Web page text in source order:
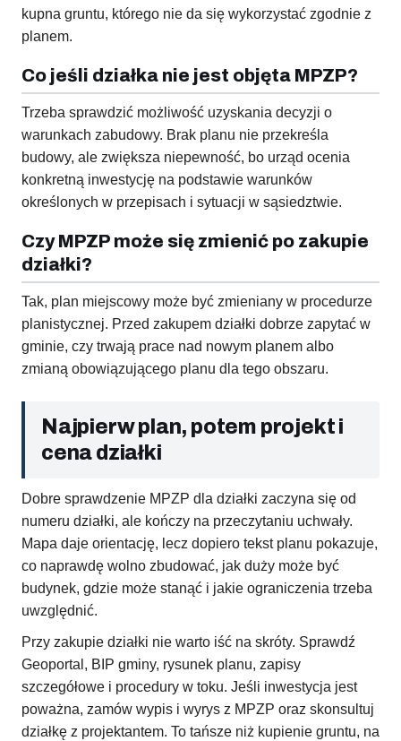
kupna gruntu, którego nie da się wykorzystać zgodnie z
planem.
Co jeśli działka nie jest objęta MPZP?
Trzeba sprawdzić możliwość uzyskania decyzji o
warunkach zabudowy. Brak planu nie przekreśla
budowy, ale zwiększa niepewność, bo urząd ocenia
konkretną inwestycję na podstawie warunków
określonych w przepisach i sytuacji w sąsiedztwie.
Czy MPZP może się zmienić po zakupie
działki?
Tak, plan miejscowy może być zmieniany w procedurze
planistycznej. Przed zakupem działki dobrze zapytać w
gminie, czy trwają prace nad nowym planem albo
zmianą obowiązującego planu dla tego obszaru.
Najpierw plan, potem projekt i
cena działki
Dobre sprawdzenie MPZP dla działki zaczyna się od
numeru działki, ale kończy na przeczytaniu uchwały.
Mapa daje orientację, lecz dopiero tekst planu pokazuje,
co naprawdę wolno zbudować, jak duży może być
budynek, gdzie może stanąć i jakie ograniczenia trzeba
uwzględnić.
Przy zakupie działki nie warto iść na skróty. Sprawdź
Geoportal, BIP gminy, rysunek planu, zapisy
szczegółowe i procedury w toku. Jeśli inwestycja jest
poważna, zamów wypis i wyrys z MPZP oraz skonsultuj
działkę z projektantem. To tańsze niż kupienie gruntu, na